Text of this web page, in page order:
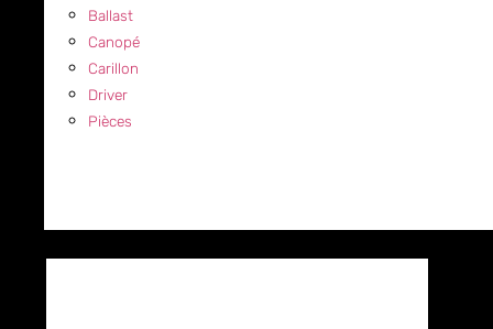
Ballast
Canopé
Carillon
Driver
Pièces